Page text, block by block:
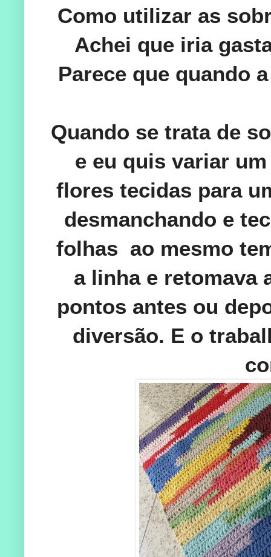
Como utilizar as
Achei que iria
Parece que quando
Quando se trata de
e eu quis variar
flores tecidas para
desmanchando e
folhas ao mesmo
a linha e retomava
pontos antes ou
diversão. E o